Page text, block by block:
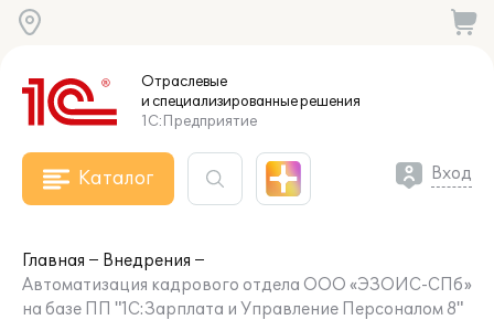
Отраслевые
и специализированныерешения
1С:Предприятие
Каталог Вход
Главная
Внедрения
Автоматизация кадрового отдела ООО «ЭЗОИС-СПб»
на базе ПП "1С:Зарплата и Управление Персоналом 8"